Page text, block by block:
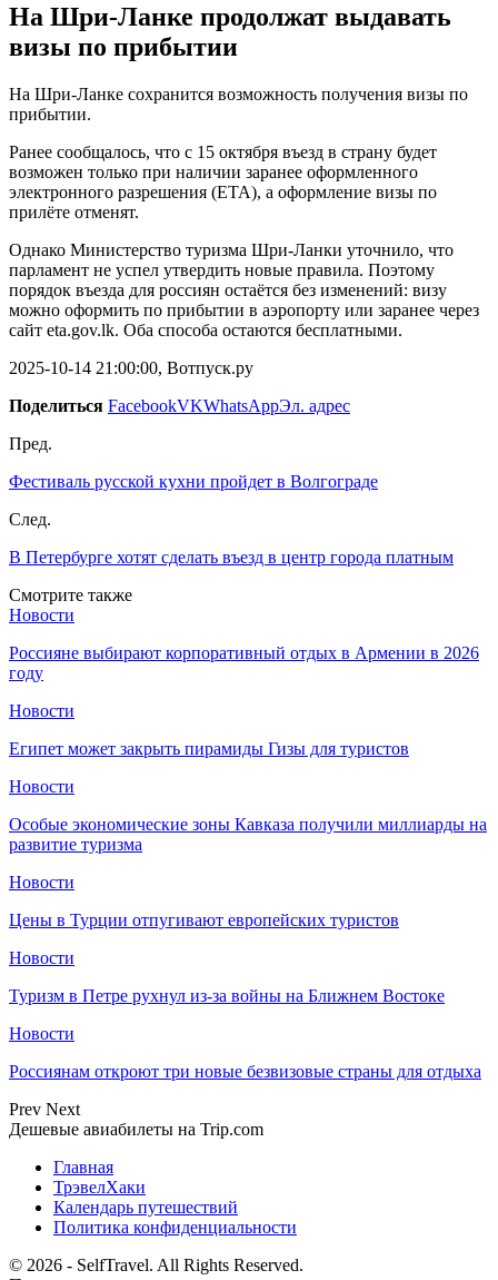
На Шри-Ланке продолжат выдавать
визы по прибытии
На Шри-Ланке сохранится возможность получения визы по
прибытии.
Ранее сообщалось, что с 15 октября въезд в страну будет
возможен только при наличии заранее оформленного
электронного разрешения (ETA), а оформление визы по
прилёте отменят.
Однако Министерство туризма Шри-Ланки уточнило, что
парламент не успел утвердить новые правила. Поэтому
порядок въезда для россиян остаётся без изменений: визу
можно оформить по прибытии в аэропорту или заранее через
сайт eta.gov.lk. Оба способа остаются бесплатными.
2025-10-14 21:00:00, Вотпуск.ру
Поделиться FacebookVKWhatsAppЭл. адрес
Пред.
Фестиваль русской кухни пройдет в Волгограде
След.
В Петербурге хотят сделать въезд в центр города платным
Смотрите также
Новости
Россияне выбирают корпоративный отдых в Армении в 2026
году
Новости
Египет может закрыть пирамиды Гизы для туристов
Новости
Особые экономические зоны Кавказа получили миллиарды на
развитие туризма
Новости
Цены в Турции отпугивают европейских туристов
Новости
Туризм в Петре рухнул из-за войны на Ближнем Востоке
Новости
Россиянам откроют три новые безвизовые страны для отдыха
Prev Next
Дешевые авиабилеты на Trip.com
Главная
ТрэвелХаки
Календарь путешествий
Политика конфиденциальности
© 2026 - SelfTravel. All Rights Reserved.